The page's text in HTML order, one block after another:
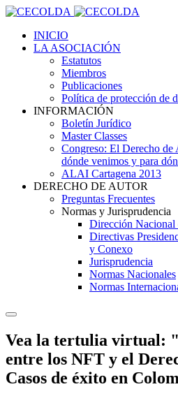
INICIO
LA ASOCIACIÓN
Estatutos
Miembros
Publicaciones
Política de protección de
INFORMACIÓN
Boletín Jurídico
Master Classes
Congreso: El Derecho de
dónde venimos y para
ALAI Cartagena 2013
DERECHO DE AUTOR
Preguntas Frecuentes
Normas y Jurisprudencia
Dirección Nacional
Directivas
y Conexo
Jurisprudencia
Normas Nacionales
Normas
Vea la tertulia virtual:
entre los NFT y el
Casos de éxito en